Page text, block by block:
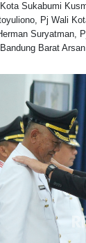
Sukabumi
Pj Wali
Suryatman,
Barat